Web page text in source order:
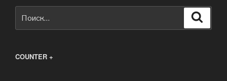
COUNTER +